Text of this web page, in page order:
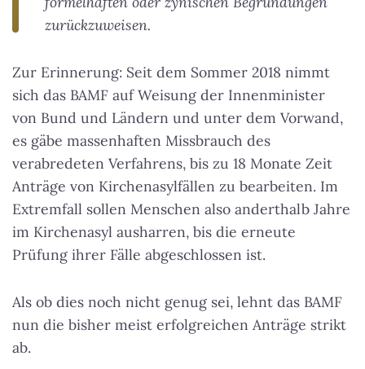
zurückzuweisen.
Zur Erinnerung: Seit dem Sommer 2018 nimmt
sich das BAMF auf Weisung der Innenminister
von Bund und Ländern und unter dem Vorwand,
es gäbe massenhaften Missbrauch des
verabredeten Verfahrens, bis zu 18 Monate Zeit
Anträge von Kirchenasylfällen zu bearbeiten. Im
Extremfall sollen Menschen also anderthalb Jahre
im Kirchenasyl ausharren, bis die erneute
Prüfung ihrer Fälle abgeschlossen ist.
Als ob dies noch nicht genug sei, lehnt das BAMF
nun die bisher meist erfolgreichen Anträge strikt
ab.